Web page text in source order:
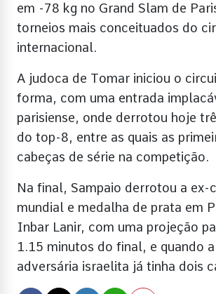
em -78 kg no Grand Slam de
torneios mais conceituados do
internacional.
A judoca de Tomar iniciou o
forma, com uma entrada
parisiense, onde derrotou hoje
do top-8, entre as quais as
cabeças de série na competição.
Na final, Sampaio derrotou a ex-
mundial e medalha de prata em
Inbar Lanir, com uma projeção
1.15 minutos do final, e quando a
adversária israelita já tinha dois